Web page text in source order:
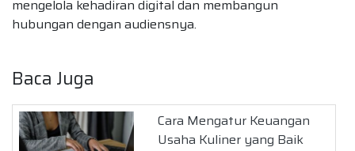
mengelola kehadiran digital dan membangun
hubungan dengan audiensnya.
Baca Juga
Cara Mengatur Keuangan
Usaha Kuliner yang Baik